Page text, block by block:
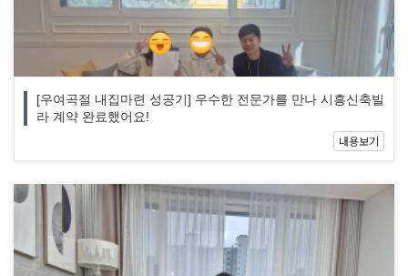
[우여곡절 내집마련 성공기] 우수한 전문가를 만나 시흥신축빌
라 계약 완료했어요!
내용보기